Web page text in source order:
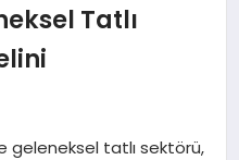
Tatlı
geleneksel tatlı sektörü,